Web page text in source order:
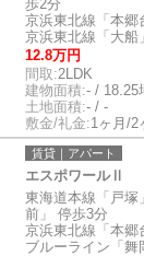
歩2分
京浜東北線「本郷
京浜東北線「大船
12.8万円
間取:2LDK
建物面積:- / 18.25
土地面積:- / -
敷金/礼金:1ヶ月/2
賃貸｜アパート
エスポワールⅡ
東海道本線「戸塚
前」 停歩3分
京浜東北線「本郷
ブルーライン「舞